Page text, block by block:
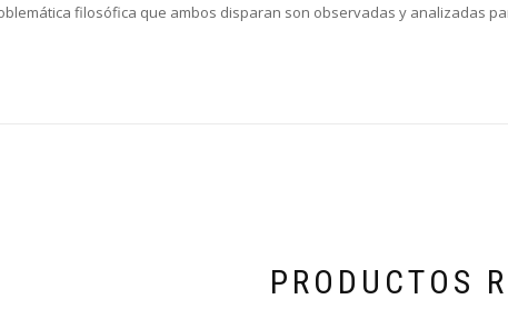
filosófica que ambos disparan son observadas y analizadas
PRODUCTOS